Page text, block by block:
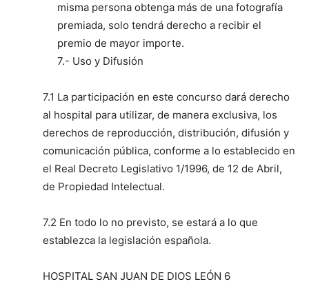
misma persona obtenga más de una fotografía
premiada, solo tendrá derecho a recibir el
premio de mayor importe.
7.- Uso y Difusión
7.1 La participación en este concurso dará derecho
al hospital para utilizar, de manera exclusiva, los
derechos de reproducción, distribución, difusión y
comunicación pública, conforme a lo establecido en
el Real Decreto Legislativo 1/1996, de 12 de Abril,
de Propiedad Intelectual.
7.2 En todo lo no previsto, se estará a lo que
establezca la legislación española.
HOSPITAL SAN JUAN DE DIOS LEÓN 6